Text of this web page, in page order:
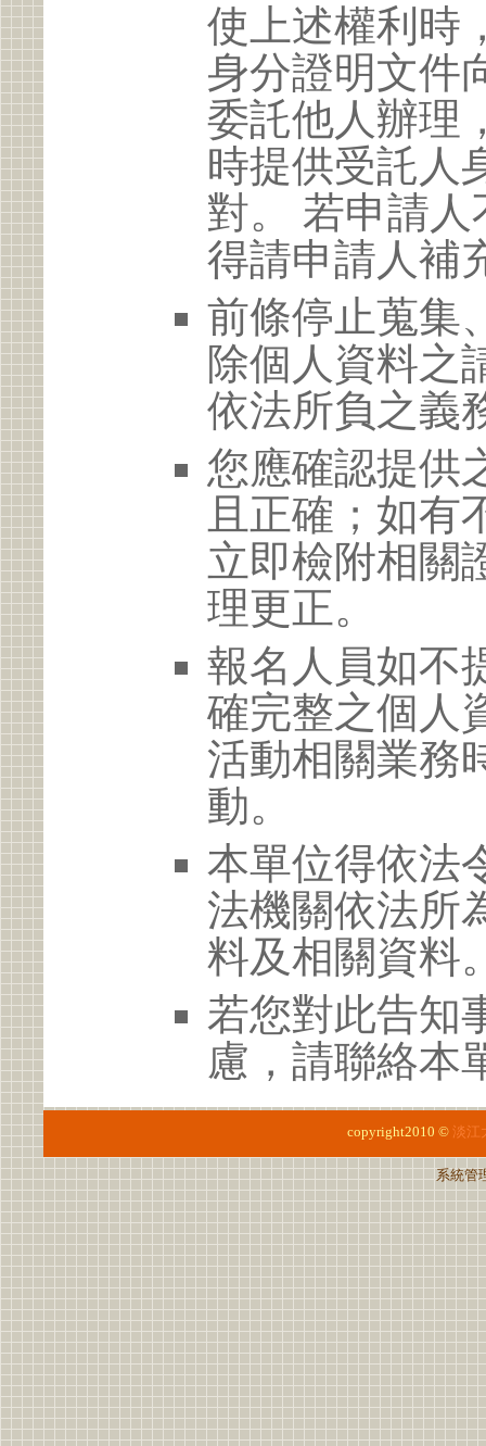
使上述權利時
身分證明文件
委託他人辦理
時提供受託人
對。 若申請
得請申請人補
前條停止蒐集
除個人資料之
依法所負之義
您應確認提供
且正確；如有
立即檢附相關
理更正。
報名人員如不
確完整之個人
活動相關業務
動。
本單位得依法
法機關依法所
料及相關資料
若您對此告知
慮，請聯絡本
copyright2010 © 淡江
系統管